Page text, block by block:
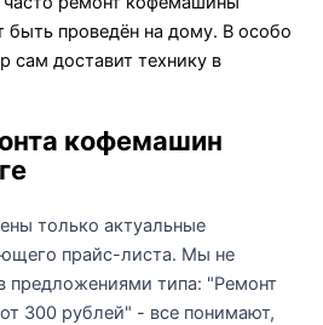
быть проведён на дому. В особо
сам доставит технику в
кофемашин
только актуальные
прайс-листа. Мы не
предложениями типа: "Ремонт
300 рублей" - все понимают,